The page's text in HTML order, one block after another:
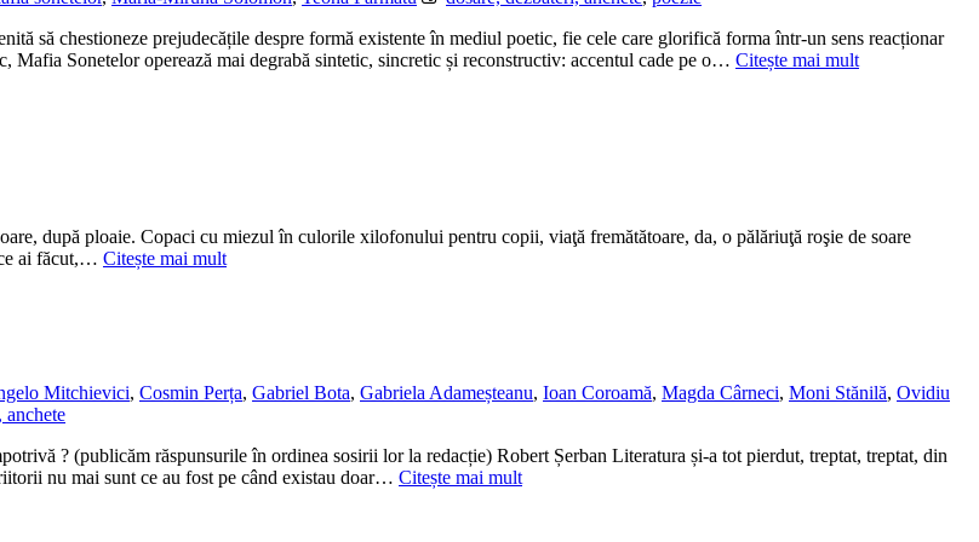
să chestioneze prejudecățile despre formă existente în mediul poetic, fie cele care glorifică forma într-un sens reacționar
Mafia Sonetelor operează mai degrabă sintetic, sincretic și reconstructiv: accentul cade pe o… Citește mai mult
după ploaie. Copaci cu miezul în culorile xilofonului pentru copii, viaţă fremătătoare, da, o pălăriuţă roşie de soare
ai făcut,… Citește mai mult
Mitchievici, Cosmin Perța, Gabriel Bota, Gabriela Adameșteanu, Ioan Coroamă, Magda Cârneci, Moni Stănilă, Ovidiu
anchete
? (publicăm răspunsurile în ordinea sosirii lor la redacție) Robert Șerban Literatura și-a tot pierdut, treptat, treptat, din
nu mai sunt ce au fost pe când existau doar… Citește mai mult